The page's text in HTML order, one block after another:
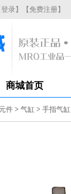
登录】 【免费注册】
商城首页
件 > 气缸 > 手指气缸